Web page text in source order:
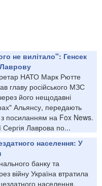
не вилітало": Генсек
НАТО Марк Рютте
главу російського МЗС
його нещодавні
Альянсу, передають
з посиланням на Fox News.
Сергія Лаврова по...
населення: У
банку та
війну Україна втратила
населення.